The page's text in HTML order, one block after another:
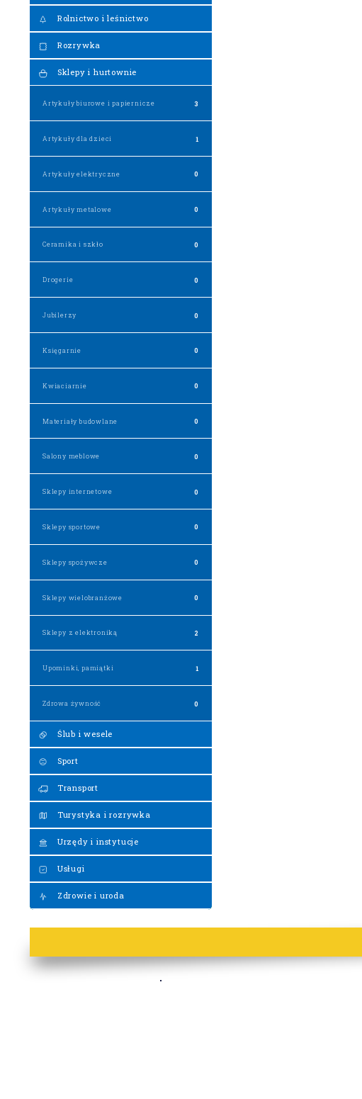
Rolnictwo i leśnictwo
Rozrywka
Sklepy i hurtownie
Artykuły biurowe i papiernicze 3
Artykuły dla dzieci 1
Artykuły elektryczne 0
Artykuły metalowe 0
Ceramika i szkło 0
Drogerie 0
Jubilerzy 0
Księgarnie 0
Kwiaciarnie 0
Materiały budowlane 0
Salony meblowe 0
Sklepy internetowe 0
Sklepy sportowe 0
Sklepy spożywcze 0
Sklepy wielobranżowe 0
Sklepy z elektroniką 2
Upominki, pamiątki 1
Zdrowa żywność 0
Ślub i wesele
Sport
Transport
Turystyka i rozrywka
Urzędy i instytucje
Usługi
Zdrowie i uroda